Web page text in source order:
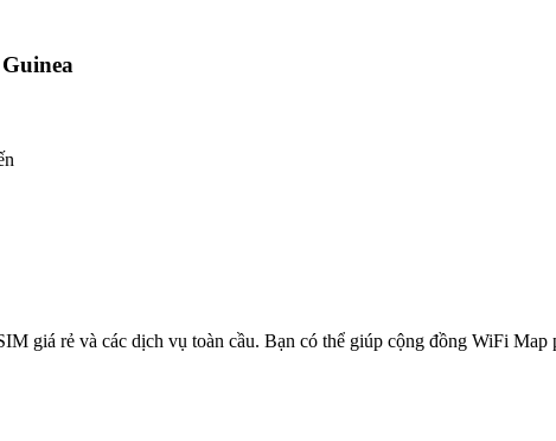
giá rẻ và các dịch vụ toàn cầu. Bạn có thể giúp cộng đồng WiFi